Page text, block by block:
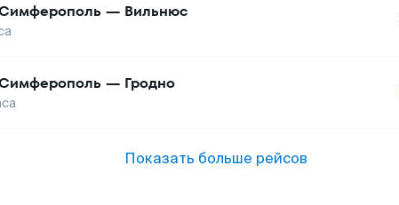
— Вильнюс
— Гродно
Показать больше рейсов